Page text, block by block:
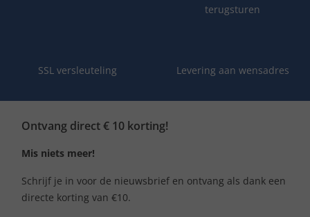
terugsturen
SSL versleuteling Levering aan wensadres
Ontvang direct € 10 korting!
Mis niets meer!
Schrijf je in voor de nieuwsbrief en ontvang als dank een
directe korting van €10.